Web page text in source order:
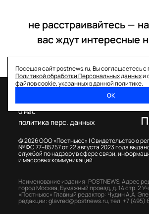
не расстраивайтесь — на
вас ждут интересные
Посещая сайт postnews.ru, Вы соглашаетесь с
Политикой обработки Персональных данныхи
файлов cookie, указанных в данной политике.
ОК
© 2026 ООО «Постньюс» |Свидетельство о
№ ФС 77–85757 от 22 августа 2023 года
службой по надзору в сфере связи,
и массовых коммуникаций
о нас
политика перс. данных
Наименование издания: POSTNEWS,Адрес
город Москва, Бумажный проезд, д. 14 стр. 2
«Постньюс» Главный редактор: Чудин А.А.
редакции:glavred@postnews.ru,тел. +7 (495)